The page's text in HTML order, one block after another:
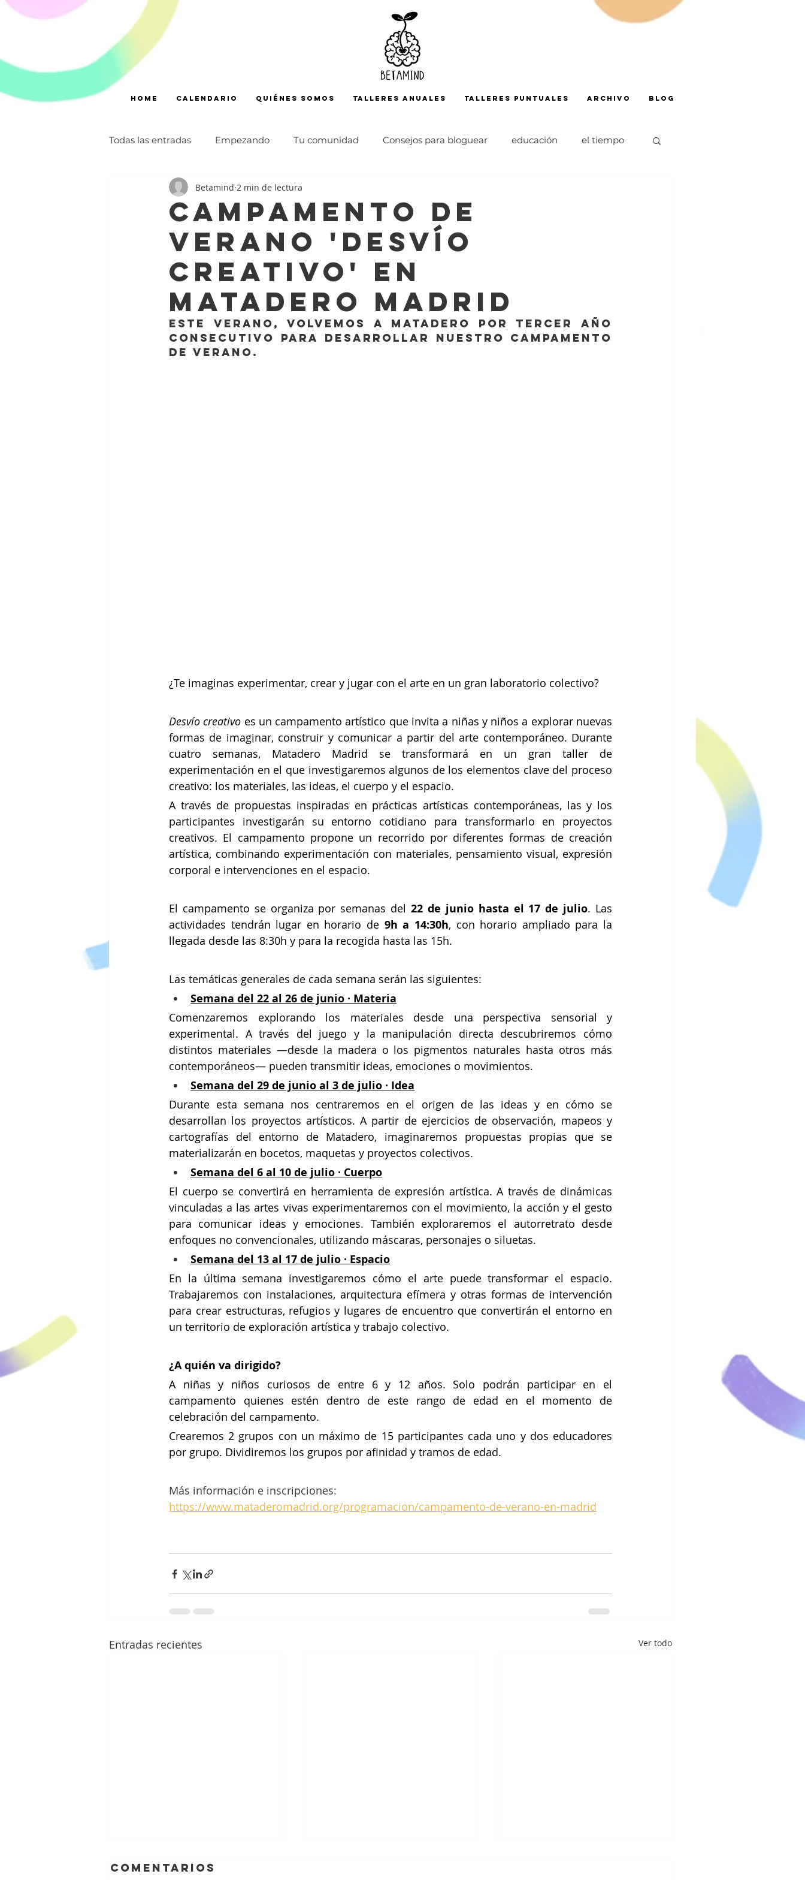
Home CALENDARIO Quiénes somos TALLERES ANUALES TALLERES PUNTUALES ARCHIVO BLOG
Todas las entradas Empezando Tu comunidad Consejos para bloguear educación el tiempo
coronavirus talleres docencia
monólogo pensamiento
Campamento de
verano 'DESVÍO
CREATIVO' en
matadero madrid
Betamind 2 min de lectura
Este verano, volvemos a Matadero por tercer año
consecutivo para desarrollar nuestro campamento
de verano.
¿Te imaginas experimentar, crear y jugar con el arte en un gran laboratorio colectivo?
Desvío creativo es un campamento artístico que invita a niñas y niños a explorar nuevas
formas de imaginar, construir y comunicar a partir del arte contemporáneo. Durante
cuatro semanas, Matadero Madrid se transformará en un gran taller de
experimentación en el que investigaremos algunos de los elementos clave del proceso
creativo: los materiales, las ideas, el cuerpo y el espacio.
A través de propuestas inspiradas en prácticas artísticas contemporáneas, las y los
participantes investigarán su entorno cotidiano para transformarlo en proyectos
creativos. El campamento propone un recorrido por diferentes formas de creación
artística, combinando experimentación con materiales, pensamiento visual, expresión
corporal e intervenciones en el espacio.
El campamento se organiza por semanas del 22 de junio hasta el 17 de julio. Las
actividades tendrán lugar en horario de 9h a 14:30h, con horario ampliado para la
llegada desde las 8:30h y para la recogida hasta las 15h.
Las temáticas generales de cada semana serán las siguientes:
Semana del 22 al 26 de junio · Materia
Comenzaremos explorando los materiales desde una perspectiva sensorial y
experimental. A través del juego y la manipulación directa descubriremos cómo
distintos materiales —desde la madera o los pigmentos naturales hasta otros más
contemporáneos— pueden transmitir ideas, emociones o movimientos.
Semana del 29 de junio al 3 de julio · Idea
Durante esta semana nos centraremos en el origen de las ideas y en cómo se
desarrollan los proyectos artísticos. A partir de ejercicios de observación, mapeos y
cartografías del entorno de Matadero, imaginaremos propuestas propias que se
materializarán en bocetos, maquetas y proyectos colectivos.
Semana del 6 al 10 de julio · Cuerpo
El cuerpo se convertirá en herramienta de expresión artística. A través de dinámicas
vinculadas a las artes vivas experimentaremos con el movimiento, la acción y el gesto
para comunicar ideas y emociones. También exploraremos el autorretrato desde
enfoques no convencionales, utilizando máscaras, personajes o siluetas.
Semana del 13 al 17 de julio · Espacio
En la última semana investigaremos cómo el arte puede transformar el espacio.
Trabajaremos con instalaciones, arquitectura efímera y otras formas de intervención
para crear estructuras, refugios y lugares de encuentro que convertirán el entorno en
un territorio de exploración artística y trabajo colectivo.
¿A quién va dirigido?
A niñas y niños curiosos de entre 6 y 12 años. Solo podrán participar en el
campamento quienes estén dentro de este rango de edad en el momento de
celebración del campamento.
Crearemos 2 grupos con un máximo de 15 participantes cada uno y dos educadores
por grupo. Dividiremos los grupos por afinidad y tramos de edad.
Más información e inscripciones:
https://www.mataderomadrid.org/programacion/campamento-de-verano-en-madrid
Entradas recientes Ver todo
Comentarios